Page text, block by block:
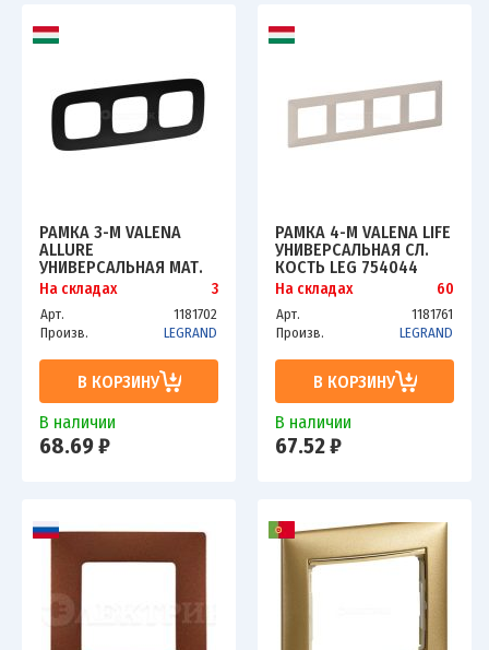
РАМКА 3-М VALENA
ALLURE
УНИВЕРСАЛЬНАЯ МАТ.
ЧЕРН. LEG 754403
На складах 3
Арт.
1181702
Произв.
LEGRAND
В КОРЗИНУ
В наличии
68.69 ₽
РАМКА 4-М VALENA LIFE
УНИВЕРСАЛЬНАЯ СЛ.
КОСТЬ LEG 754044
На складах 60
Арт.
1181761
Произв.
LEGRAND
В КОРЗИНУ
В наличии
67.52 ₽